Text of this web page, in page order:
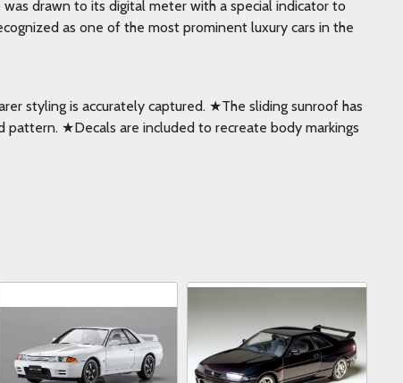
drawn to its digital meter with a special indicator to
as one of the most prominent luxury cars in the
styling is accurately captured. ★The sliding sunroof has
★Decals are included to recreate body markings